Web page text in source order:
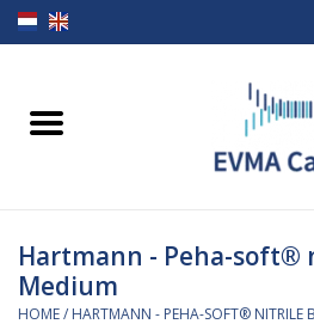
Home
Borstvoeding
Voeding
Hartmann - Peha-soft®
Medium
HOME/ HARTMANN - PEHA-SOFT® NITRILE